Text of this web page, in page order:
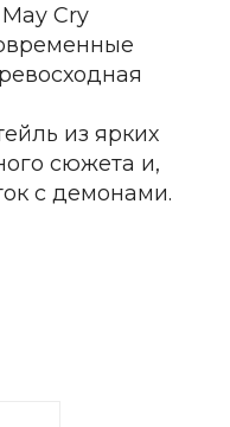
Cry
из ярких
сюжета и,
с демонами.